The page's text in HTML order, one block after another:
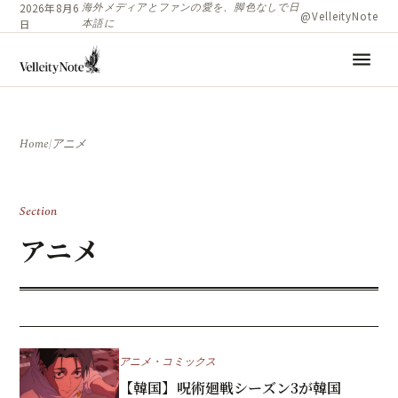
2026年8月6
日
海外メディアとファンの愛を、脚色なしで日
本語に
@VelleityNote
menu
Home/アニメ
Section
アニメ
アニメ・コミックス
【韓国】呪術廻戦シーズン3が韓国